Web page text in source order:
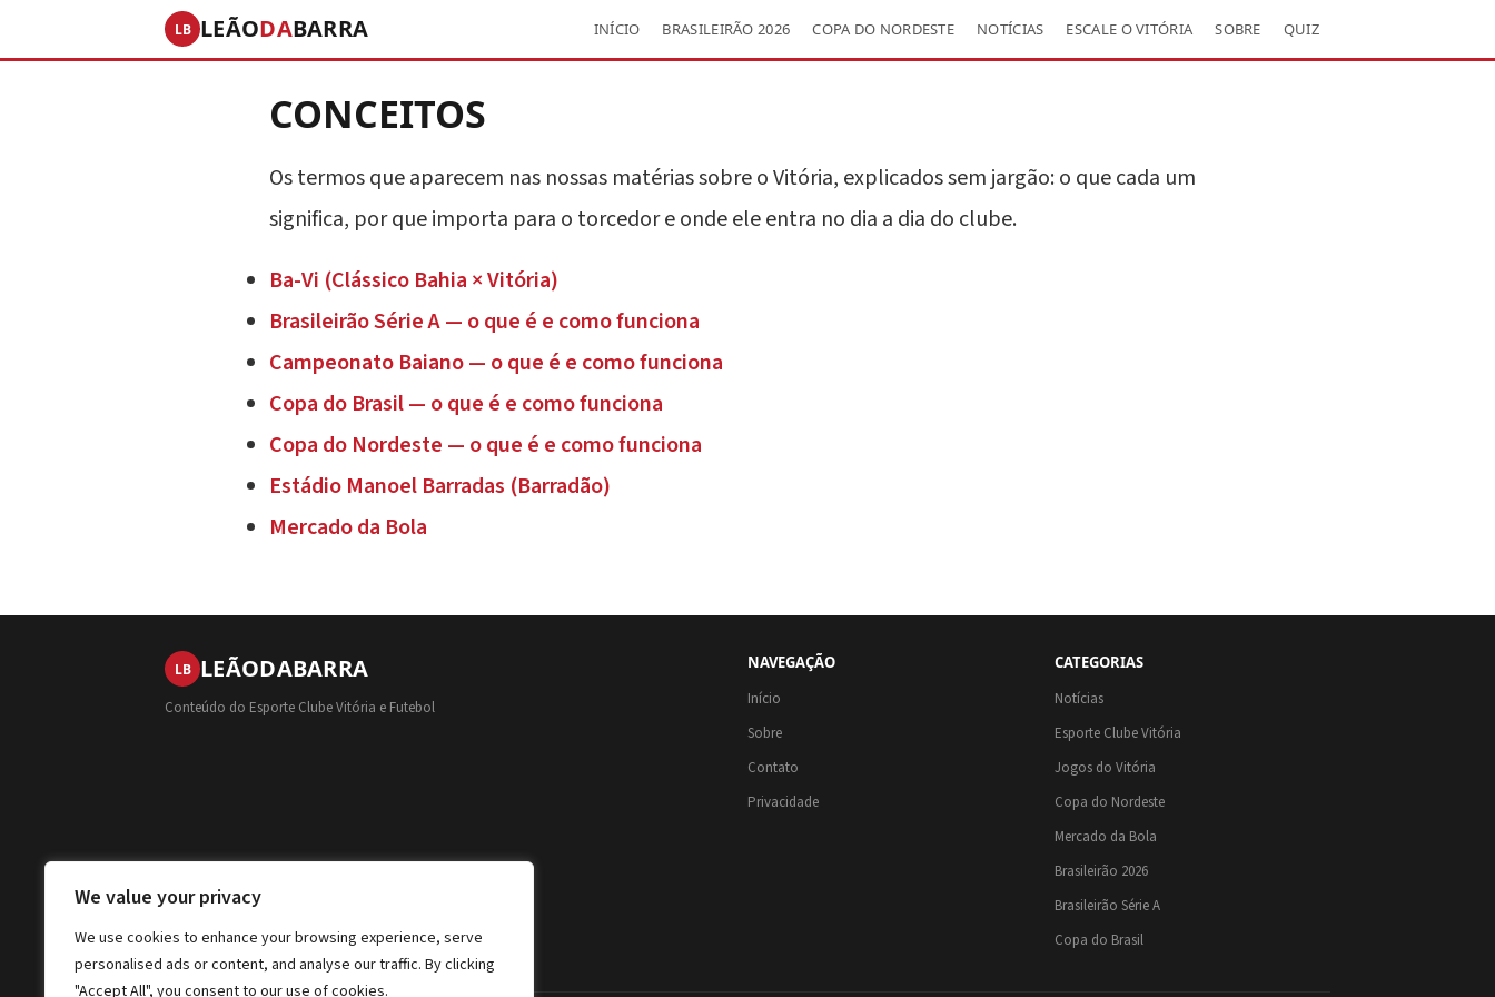
We value your privacy
We use cookies to enhance your browsing experience, serve
personalised ads or content, and analyse our traffic. By clicking
"Accept All", you consent to our use of cookies.
LB LEÃODABARRA INÍCIO BRASILEIRÃO 2026 COPA DO NORDESTE NOTÍCIAS ESCALE O VITÓRIA SOBRE QUIZ
CONCEITOS
Os termos que aparecem nas nossas matérias sobre o Vitória, explicados sem jargão: o que cada um
significa, por que importa para o torcedor e onde ele entra no dia a dia do clube.
Ba-Vi (Clássico Bahia × Vitória)
Brasileirão Série A — o que é e como funciona
Campeonato Baiano — o que é e como funciona
Copa do Brasil — o que é e como funciona
Copa do Nordeste — o que é e como funciona
Estádio Manoel Barradas (Barradão)
Mercado da Bola
LB LEÃODABARRA
Conteúdo do Esporte Clube Vitória e Futebol
NAVEGAÇÃO
Início
Sobre
Contato
Privacidade
CATEGORIAS
Notícias
Esporte Clube Vitória
Jogos do Vitória
Copa do Nordeste
Mercado da Bola
Brasileirão 2026
Brasileirão Série A
Copa do Brasil